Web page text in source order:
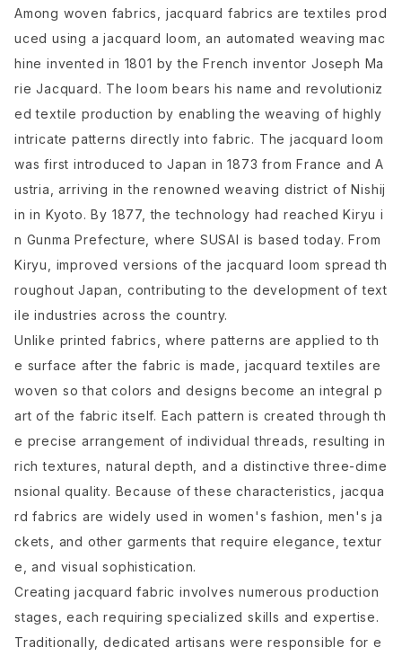
Among woven fabrics, jacquard fabrics are textiles prod
uced using a jacquard loom, an automated weaving mac
hine invented in 1801 by the French inventor Joseph Ma
rie Jacquard. The loom bears his name and revolutioniz
ed textile production by enabling the weaving of highly
intricate patterns directly into fabric. The jacquard loom
was first introduced to Japan in 1873 from France and A
ustria, arriving in the renowned weaving district of Nishij
in in Kyoto. By 1877, the technology had reached Kiryu i
n Gunma Prefecture, where SUSAI is based today. From
Kiryu, improved versions of the jacquard loom spread th
roughout Japan, contributing to the development of text
ile industries across the country.
Unlike printed fabrics, where patterns are applied to th
e surface after the fabric is made, jacquard textiles are
woven so that colors and designs become an integral p
art of the fabric itself. Each pattern is created through th
e precise arrangement of individual threads, resulting in
rich textures, natural depth, and a distinctive three-dime
nsional quality. Because of these characteristics, jacqua
rd fabrics are widely used in women's fashion, men's ja
ckets, and other garments that require elegance, textur
e, and visual sophistication.
Creating jacquard fabric involves numerous production
stages, each requiring specialized skills and expertise.
Traditionally, dedicated artisans were responsible for e